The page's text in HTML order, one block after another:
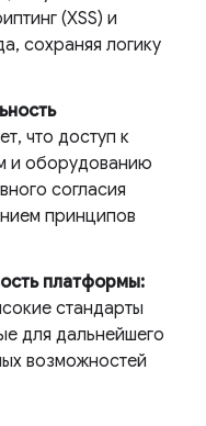
(XSS) и
сохраняя логику
что доступ к
и оборудованию
согласия
принципов
платформы:
стандарты
для дальнейшего
возможностей